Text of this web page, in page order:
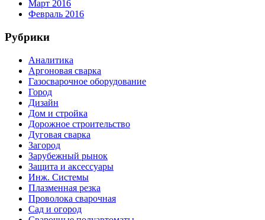
Март 2016
Февраль 2016
Рубрики
Аналитика
Аргоновая сварка
Газосварочное оборудование
Город
Дизайн
Дом и стройка
Дорожное строительство
Дуговая сварка
Загород
Зарубежный рынок
Защита и аксессуары
Инж. Системы
Плазменная резка
Проволока сварочная
Сад и огород